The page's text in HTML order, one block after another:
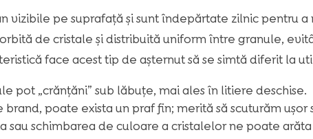
vizibile pe suprafață și sunt îndepărtate zilnic pentru
de cristale și distribuită uniform între granule,
face acest tip de așternut să se simtă diferit la
pot „crănțăni” sub lăbuțe, mai ales în litiere deschise.
brand, poate exista un praf fin; merită să scuturăm
sau schimbarea de culoare a cristalelor ne poate